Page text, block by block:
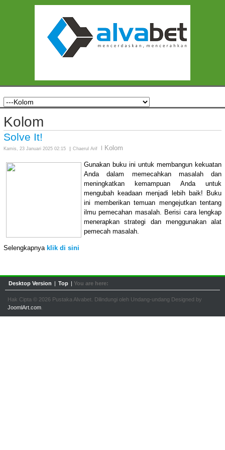
Kolom
Solve It!
Kamis, 23 Januari 2025 02:15 Chaerul Arif Kolom
Gunakan buku ini untuk membangun kekuatan
Anda dalam memecahkan masalah dan
meningkatkan kemampuan Anda untuk
mengubah keadaan menjadi lebih baik! Buku
ini memberikan temuan mengejutkan tentang
ilmu pemecahan masalah. Berisi cara lengkap
menerapkan strategi dan menggunakan alat
pemecah masalah.
Selengkapnya klik di sini
Desktop Version | Top | You are here:
Hak Cipta © 2026 Pustaka Alvabet. Dilindungi oleh Undang-undang Designed by
JoomlArt.com